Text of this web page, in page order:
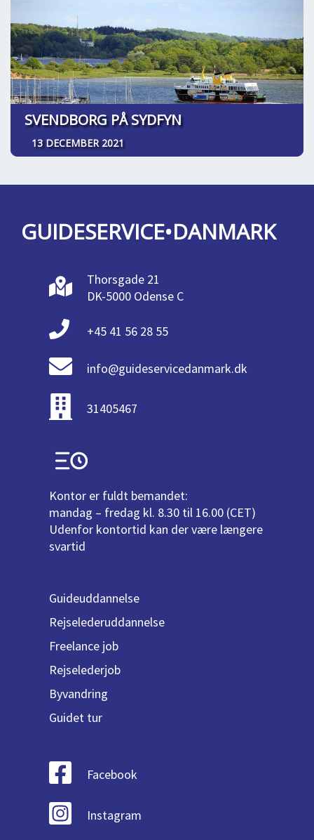
SVENDBORG PÅ SYDFYN
13 DECEMBER 2021
GUIDESERVICE•DANMARK
Thorsgade 21
DK-5000 Odense C
+45 41 56 28 55
info@guideservicedanmark.dk
31405467
Kontor er fuldt bemandet:
mandag – fredag kl. 8.30 til 16.00 (CET)
Udenfor kontortid kan der være længere
svartid
Guideuddannelse
Rejselederuddannelse
Freelance job
Rejselederjob
Byvandring
Guidet tur
Facebook
Instagram